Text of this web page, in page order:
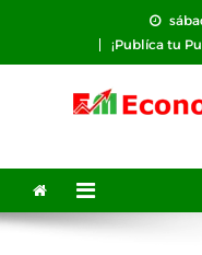
contenido
¡Publíca tu